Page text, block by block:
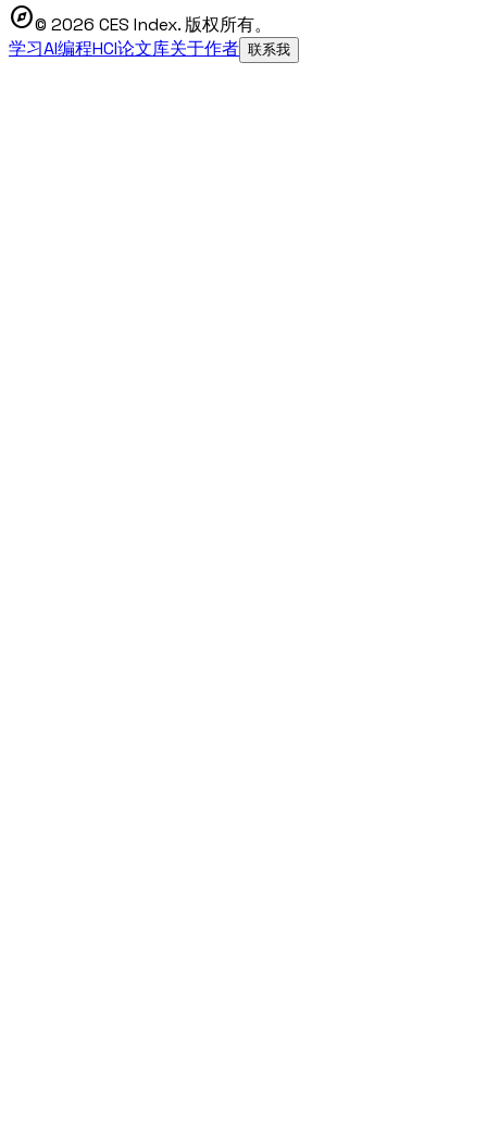
explore© 2026 CES Index. 版权所有。
学习AI编程HCI论文库关于作者 联系我